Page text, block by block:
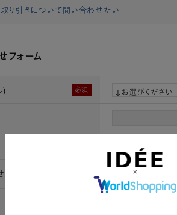
り引きについて問い合わせたい
フォーム
必須
)
お名前